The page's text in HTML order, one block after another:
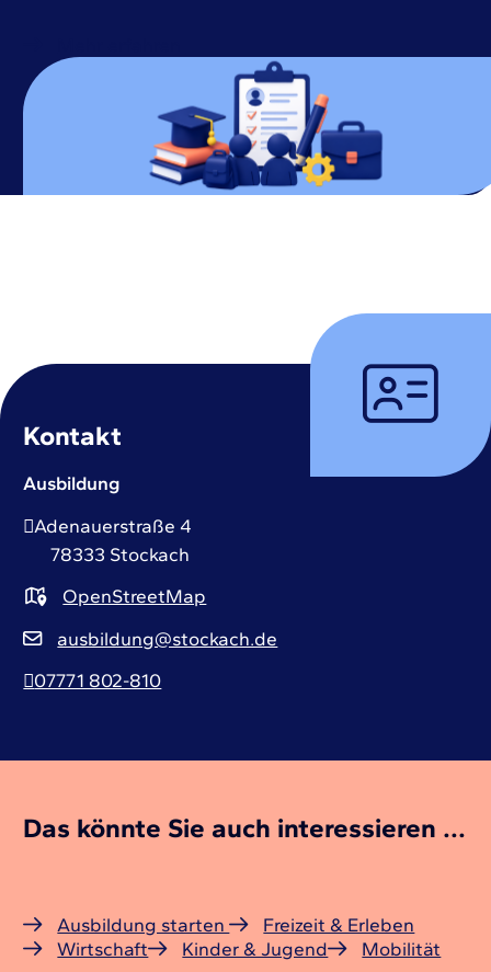
Kontakt
Ausbildung
Adenauerstraße 4
78333 Stockach
OpenStreetMap
ausbildung@stockach.de
07771 802-810
Das könnte Sie auch interessieren ...
Ausbildung starten
Freizeit & Erleben
Wirtschaft
Kinder & Jugend Mobilität